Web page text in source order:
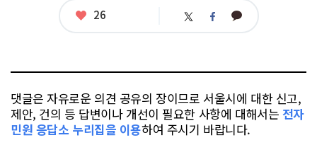
좋
26 트 페 카
댓글은 자유로운 의견 공유의 장이므로 서울시에 대한 신고,
제안, 건의 등 답변이나 개선이 필요한 사항에 대해서는 전자
민원 응답소 누리집을 이용하여 주시기 바랍니다.